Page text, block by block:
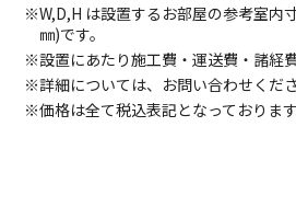
※W,D,H は設置するお部屋の参考室
㎜)です。
※設置にあたり施工費・運送費・諸経
※詳細については、お問い合わせくださ
※価格は全て税込表記となっております